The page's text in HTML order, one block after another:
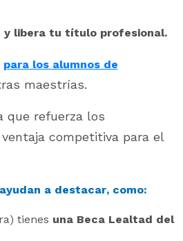
y libera tu título profesional.
para los alumnos de
maestrías.
que refuerza los
competitiva para el
a destacar, como:
tienes una Beca Lealtad del